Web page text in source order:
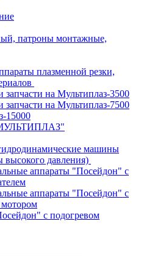
патроны монтажные,
плазменной резки,
запчасти на Мультиплаз-3500
запчасти на Мультиплаз-7500
15000
машины
высокого давления)
аппараты "Посейдон" с
аппараты "Посейдон" с
с подогревом